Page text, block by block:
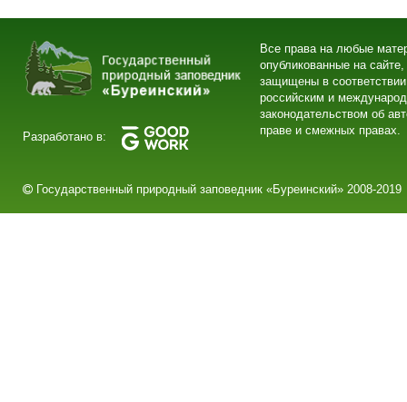
Разработано в:
Все права на любые
опубликованные на сайте,
защищены в
российским и
законодательством об
праве и смежных правах.
Государственный природный заповедник «Буреинский» 2008-2019